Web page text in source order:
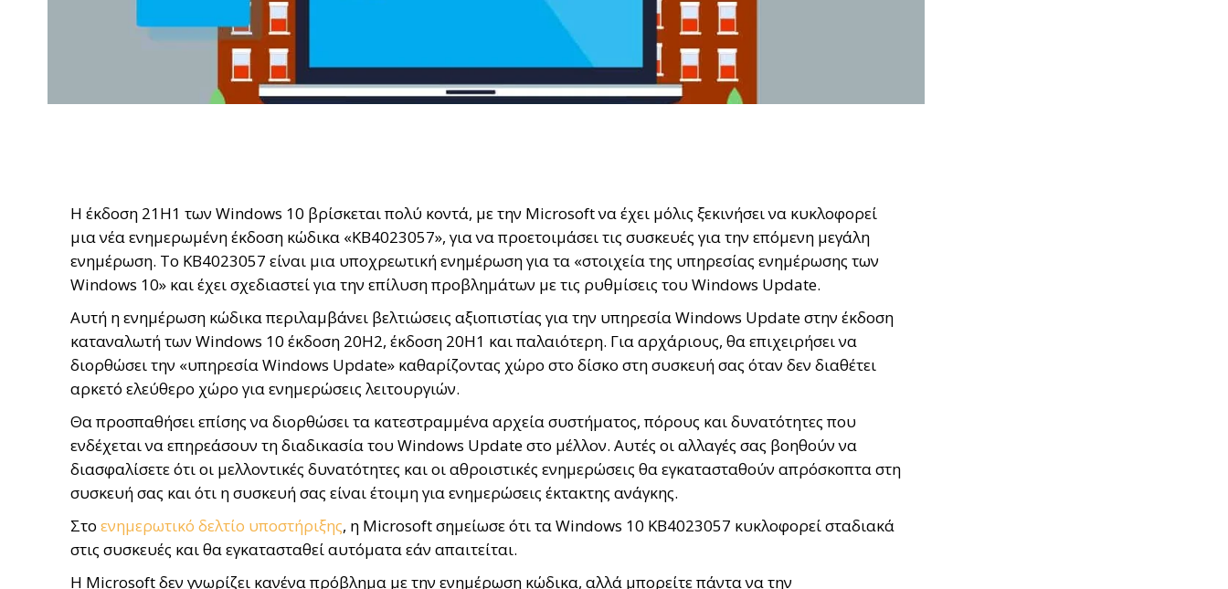
Η έκδοση 21H1 των Windows 10 βρίσκεται πολύ κοντά, με την Microsoft να έχει μόλις ξεκινήσει να κυκλοφορεί
μια νέα ενημερωμένη έκδοση κώδικα «KB4023057», για να προετοιμάσει τις συσκευές για την επόμενη μεγάλη
ενημέρωση. Το KB4023057 είναι μια υποχρεωτική ενημέρωση για τα «στοιχεία της υπηρεσίας ενημέρωσης των
Windows 10» και έχει σχεδιαστεί για την επίλυση προβλημάτων με τις ρυθμίσεις του Windows Update.
Αυτή η ενημέρωση κώδικα περιλαμβάνει βελτιώσεις αξιοπιστίας για την υπηρεσία Windows Update στην έκδοση
καταναλωτή των Windows 10 έκδοση 20H2, έκδοση 20H1 και παλαιότερη. Για αρχάριους, θα επιχειρήσει να
διορθώσει την «υπηρεσία Windows Update» καθαρίζοντας χώρο στο δίσκο στη συσκευή σας όταν δεν διαθέτει
αρκετό ελεύθερο χώρο για ενημερώσεις λειτουργιών.
Θα προσπαθήσει επίσης να διορθώσει τα κατεστραμμένα αρχεία συστήματος, πόρους και δυνατότητες που
ενδέχεται να επηρεάσουν τη διαδικασία του Windows Update στο μέλλον. Αυτές οι αλλαγές σας βοηθούν να
διασφαλίσετε ότι οι μελλοντικές δυνατότητες και οι αθροιστικές ενημερώσεις θα εγκατασταθούν απρόσκοπτα στη
συσκευή σας και ότι η συσκευή σας είναι έτοιμη για ενημερώσεις έκτακτης ανάγκης.
Στο ενημερωτικό δελτίο υποστήριξης, η Microsoft σημείωσε ότι τα Windows 10 KB4023057 κυκλοφορεί σταδιακά
στις συσκευές και θα εγκατασταθεί αυτόματα εάν απαιτείται.
Η Microsoft δεν γνωρίζει κανένα πρόβλημα με την ενημέρωση κώδικα, αλλά μπορείτε πάντα να την